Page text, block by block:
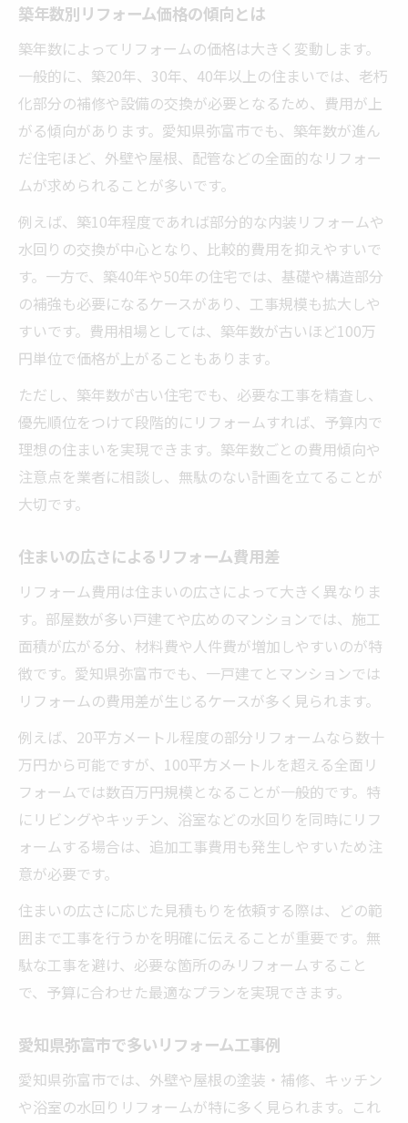
アフターサポート重視の会社選びのコツ
リフォーム価格の透明性がある業者とは
工事項目ごとの価格変動を徹底解説
リフォーム工事別の費用目安を解説
水回りリフォーム価格の特徴と傾向
間取り変更でかかるリフォーム費用
外壁や屋根リフォーム価格の違い
内装リフォームの価格変動ポイント
築年数別リフォーム価格の傾向とは
築年数によってリフォームの価格は大きく変動します。
一般的に、築20年、30年、40年以上の住まいでは、老朽
化部分の補修や設備の交換が必要となるため、費用が上
がる傾向があります。愛知県弥富市でも、築年数が進ん
だ住宅ほど、外壁や屋根、配管などの全面的なリフォー
ムが求められることが多いです。
例えば、築10年程度であれば部分的な内装リフォームや
水回りの交換が中心となり、比較的費用を抑えやすいで
す。一方で、築40年や50年の住宅では、基礎や構造部分
の補強も必要になるケースがあり、工事規模も拡大しや
すいです。費用相場としては、築年数が古いほど100万
円単位で価格が上がることもあります。
ただし、築年数が古い住宅でも、必要な工事を精査し、
優先順位をつけて段階的にリフォームすれば、予算内で
理想の住まいを実現できます。築年数ごとの費用傾向や
注意点を業者に相談し、無駄のない計画を立てることが
大切です。
住まいの広さによるリフォーム費用差
リフォーム費用は住まいの広さによって大きく異なりま
す。部屋数が多い戸建てや広めのマンションでは、施工
面積が広がる分、材料費や人件費が増加しやすいのが特
徴です。愛知県弥富市でも、一戸建てとマンションでは
リフォームの費用差が生じるケースが多く見られます。
例えば、20平方メートル程度の部分リフォームなら数十
万円から可能ですが、100平方メートルを超える全面リ
フォームでは数百万円規模となることが一般的です。特
にリビングやキッチン、浴室などの水回りを同時にリフ
ォームする場合は、追加工事費用も発生しやすいため注
意が必要です。
住まいの広さに応じた見積もりを依頼する際は、どの範
囲まで工事を行うかを明確に伝えることが重要です。無
駄な工事を避け、必要な箇所のみリフォームすること
で、予算に合わせた最適なプランを実現できます。
愛知県弥富市で多いリフォーム工事例
愛知県弥富市では、外壁や屋根の塗装・補修、キッチン
や浴室の水回りリフォームが特に多く見られます。これ